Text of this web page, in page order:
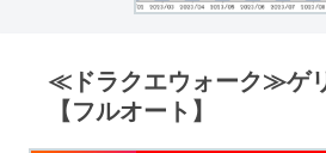
≪ドラクエウォーク≫ゲ
【フルオート】